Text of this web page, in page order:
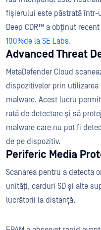
fișierului este păstrată într-
Deep CDR™ a obținut
100%de la SE Labs.
Advanced Threat
MetaDefender Cloud
dispozitivelor prin
malware. Acest lucru
rată de detectare și să
malware care nu pot fi
de pe dispozitiv.
Periferic Media
Scanarea pentru a detecta
unități, carduri SD și alte
lucrătorii la distanță.